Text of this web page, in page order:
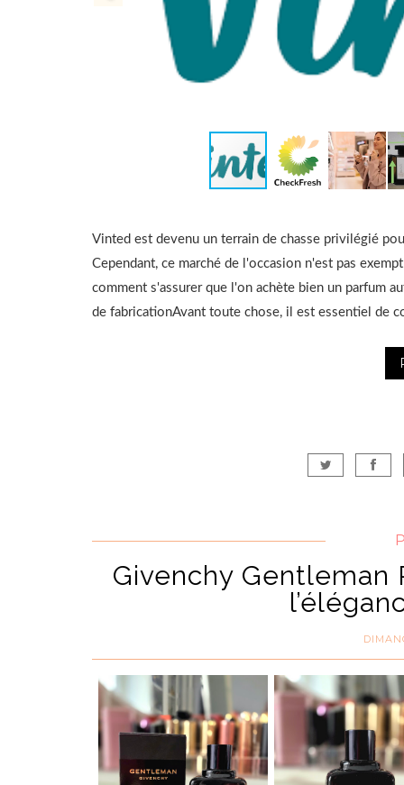
Vinted est devenu un terrain de chasse privilégié
Cependant, ce marché de l'occasion n'est pas
comment s'assurer que l'on achète bien un parfum
de fabricationAvant toute chose, il est essentiel de
Givenchy Gentleman